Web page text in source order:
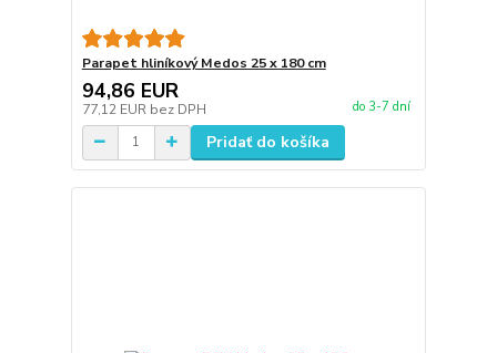
Parapet hliníkový Medos 25 x 180 cm
94,86 EUR
77,12 EUR bez DPH do 3-7 dní
Pridať do košíka